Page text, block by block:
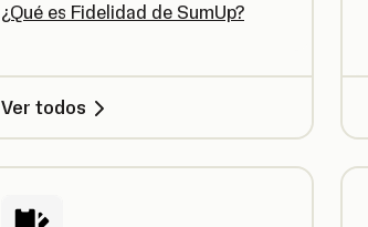
¿Qué es Fidelidad de SumUp?
Ver todos